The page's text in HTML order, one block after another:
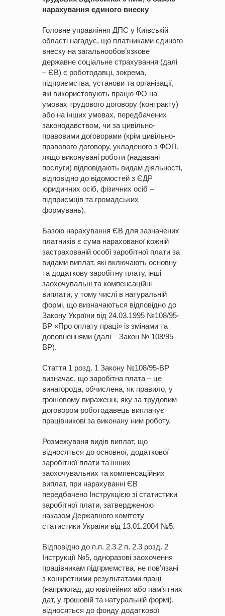
нарахування єдиного внеску
Головне управління ДПС у Київській
області нагадує, що платниками єдиного
внеску на загальнообов’язкове
державне соціальне страхування (далі
– ЄВ) є роботодавці, зокрема,
підприємства, установи та організації,
які використовують працю ФО на
умовах трудового договору (контракту)
або на інших умовах, передбачених
законодавством, чи за цивільно-
правовими договорами (крім цивільно-
правового договору, укладеного з ФОП,
якщо виконувані роботи (надавані
послуги) відповідають видам діяльності,
відповідно до відомостей з ЄДР
юридичних осіб, фізичних осіб –
підприємців та громадських
формувань).
Базою нарахування ЄВ для зазначених
платників є сума нарахованої кожній
застрахованій особі заробітної плати за
видами виплат, які включають основну
та додаткову заробітну плату, інші
заохочувальні та компенсаційні
виплати, у тому числі в натуральній
формі, що визначаються відповідно до
Закону України від 24.03.1995 №108/95-
ВР «Про оплату праці» із змінами та
доповненнями (далі – Закон № 108/95-
ВР).
Стаття 1 розд. 1 Закону №108/95-ВР
визначає, що заробітна плата – це
винагорода, обчислена, як правило, у
грошовому вираженні, яку за трудовим
договором роботодавець виплачує
працівникові за виконану ним роботу.
Розмежуваня видів виплат, що
відносяться до основної, додаткової
заробітної плати та інших
заохочувальних та компенсаційних
виплат, при нарахуванні ЄВ
передбачено Інструкцією зі статистики
заробітної плати, затвердженою
наказом Державного комітету
статистики України від 13.01.2004 №5.
Відповідно до п.п. 2.3.2 п. 2.3 розд. 2
Інструкції №5, одноразові заохочення
працівникам підприємства, не пов’язані
з конкретними результатами праці
(наприклад, до ювілейних або пам’ятних
дат, у грошовій та натуральній формі),
відносяться до фонду додаткової